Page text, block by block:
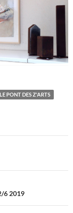
PONT DES Z'ARTS
6 2019